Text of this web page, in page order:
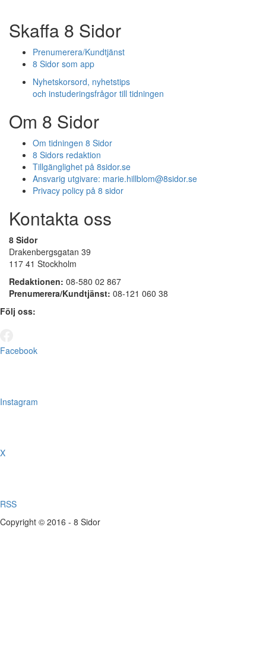
Skaffa 8 Sidor
Prenumerera/Kundtjänst
8 Sidor som app
Nyhetskorsord, nyhetstips
och instuderingsfrågor till tidningen
Om 8 Sidor
Om tidningen 8 Sidor
8 Sidors redaktion
Tillgänglighet på 8sidor.se
Ansvarig utgivare: marie.hillblom@8sidor.se
Privacy policy på 8 sidor
Kontakta oss
8 Sidor
Drakenbergsgatan 39
117 41 Stockholm
Redaktionen: 08-580 02 867
Prenumerera/Kundtjänst: 08-121 060 38
Följ oss:
Facebook
Instagram
X
RSS
Copyright © 2016 - 8 Sidor